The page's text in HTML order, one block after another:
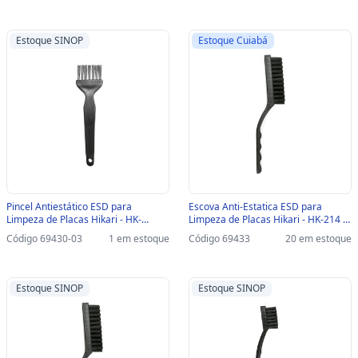
Estoque SINOP
Pincel Antiestático ESD para
Limpeza de Placas Hikari - HK-
1858B - 21J118-SINOP-03 - HK1858B
- 21J118
Código 69430-03 1 em estoque
Estoque Cuiabá
Escova Anti-Estatica ESD para
Limpeza de Placas Hikari - HK-214 -
21J114 - HK-214
Código 69433 20 em estoque
Estoque SINOP Estoque SINOP